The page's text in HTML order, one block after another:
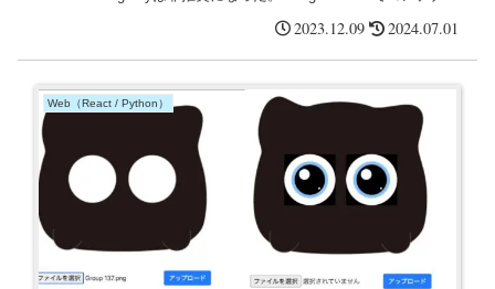
管理を始めるには、Artifact Registry を使用する。
2023.12.09 2024.07.01
Web（React / Python）